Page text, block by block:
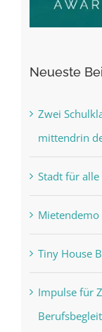
Neueste
Zwei
mittendrin
Stadt für alle
Mietendemo
Tiny House
Impulse für